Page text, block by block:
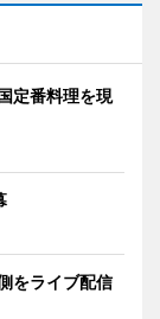
定番料理を現
をライブ配信